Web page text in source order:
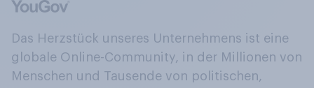
Das Herzstück unseres Unternehmens ist eine
globale Online-Community, in der Millionen von
Menschen und Tausende von politischen,